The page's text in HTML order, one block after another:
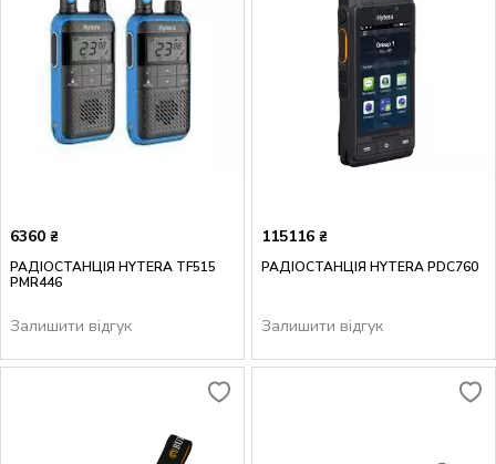
6360 ₴
РАДІОСТАНЦІЯ HYTERA TF515
PMR446
Залишити відгук
115116 ₴
РАДІОСТАНЦІЯ HYTERA PDC760
Залишити відгук